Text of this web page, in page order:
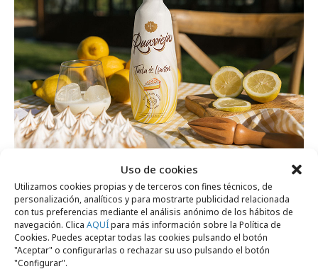
Uso de cookies
Utilizamos cookies propias y de terceros con fines técnicos, de
personalización, analíticos y para mostrarte publicidad relacionada
con tus preferencias mediante el análisis anónimo de los hábitos de
navegación. Clica AQUÍpara más información sobre la Política de
Cookies. Puedes aceptar todas las cookies pulsando el botón
"Aceptar" o configurarlas o rechazar su uso pulsando el botón
"Configurar".
Ruavieja se anticipa al verano con su
"Tarta de Limón"
Campañas